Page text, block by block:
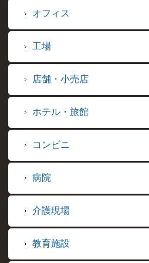
オフィス
工場
店舗・小売店
ホテル・旅館
コンビニ
病院
介護現場
教育施設